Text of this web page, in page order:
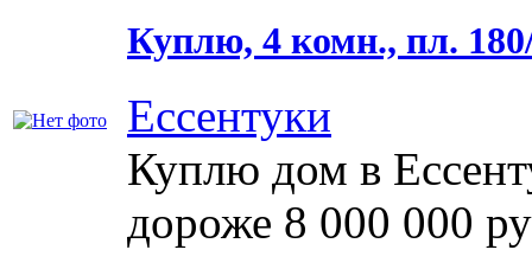
Куплю, 4 комн., пл.
Ессентуки
Куплю дом в
дороже 8 000 000